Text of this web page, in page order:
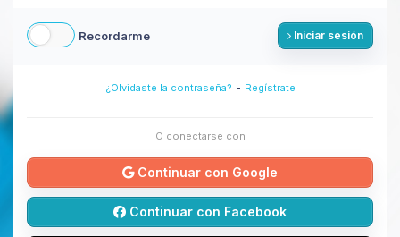
Recordarme Iniciar sesión
¿Olvidaste la contraseña? - Regístrate
O conectarse con
Continuar con Google
Continuar con Facebook